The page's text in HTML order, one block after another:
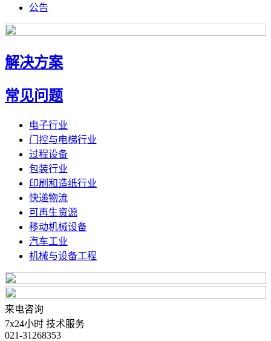
公告
解决方案
常见问题
电子行业
门控与电梯行业
过程设备
包装行业
印刷和造纸行业
快递物流
可再生资源
移动机械设备
汽车工业
机械与设备工程
来电咨询
7x24小时 技术服务
021-31268353